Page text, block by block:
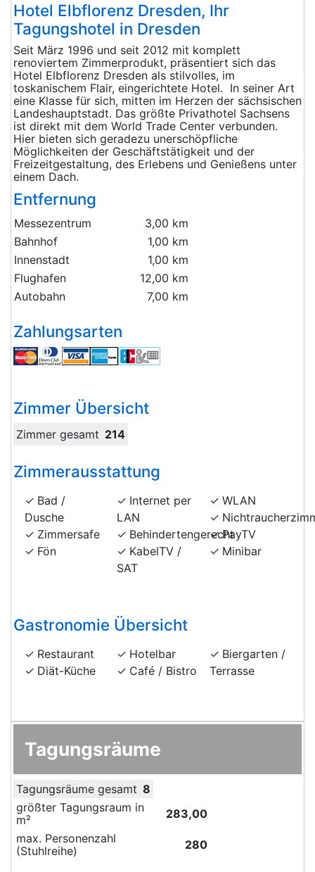
Hotel Elbflorenz Dresden, Ihr
Tagungshotel in Dresden
Seit März 1996 und seit 2012 mit komplett
renoviertem Zimmerprodukt, präsentiert sich das
Hotel Elbflorenz Dresden als stilvolles, im
toskanischem Flair, eingerichtete Hotel. In seiner Art
eine Klasse für sich, mitten im Herzen der sächsischen
Landeshauptstadt. Das größte Privathotel Sachsens
ist direkt mit dem World Trade Center verbunden.
Hier bieten sich geradezu unerschöpfliche
Möglichkeiten der Geschäftstätigkeit und der
Freizeitgestaltung, des Erlebens und Genießens unter
einem Dach.
Entfernung
Messezentrum
3,00 km
Bahnhof
1,00 km
Innenstadt
1,00 km
Flughafen
12,00 km
Autobahn
7,00 km
Zahlungsarten
Zimmer Übersicht
Zimmer gesamt 214
Zimmerausstattung
Bad /
Dusche
Zimmersafe
Fön
Internet per
LAN
Behindertengerecht
KabelTV /
SAT
WLAN
PayTV
Minibar
Gastronomie Übersicht
Restaurant
Diät-Küche
Hotelbar
Café / Bistro
Biergarten /
Terrasse
Tagungsräume
Tagungsräume gesamt 8
größter Tagungsraum in
m²
283,00
max. Personenzahl
(Stuhlreihe)
280